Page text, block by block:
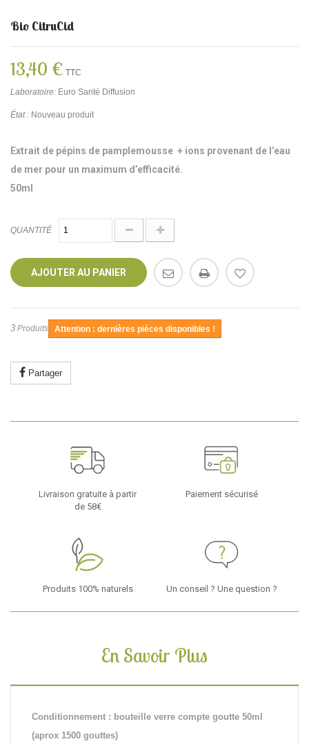
Bio CitruCid
13,40 € TTC
Laboratoire: Euro Santé Diffusion
État : Nouveau produit
Extrait de pépins de pamplemousse + ions provenant de l’eau
de mer pour un maximum d’efficacité.
50ml
QUANTITÉ
AJOUTER AU PANIER
3 Produits Attention : dernières pièces disponibles !
Partager
Livraison gratuite à partir
de 58€
Paiement sécurisé
Produits 100% naturels Un conseil ? Une question ?
En Savoir Plus
Conditionnement : bouteille verre compte goutte 50ml
(aprox 1500 gouttes)